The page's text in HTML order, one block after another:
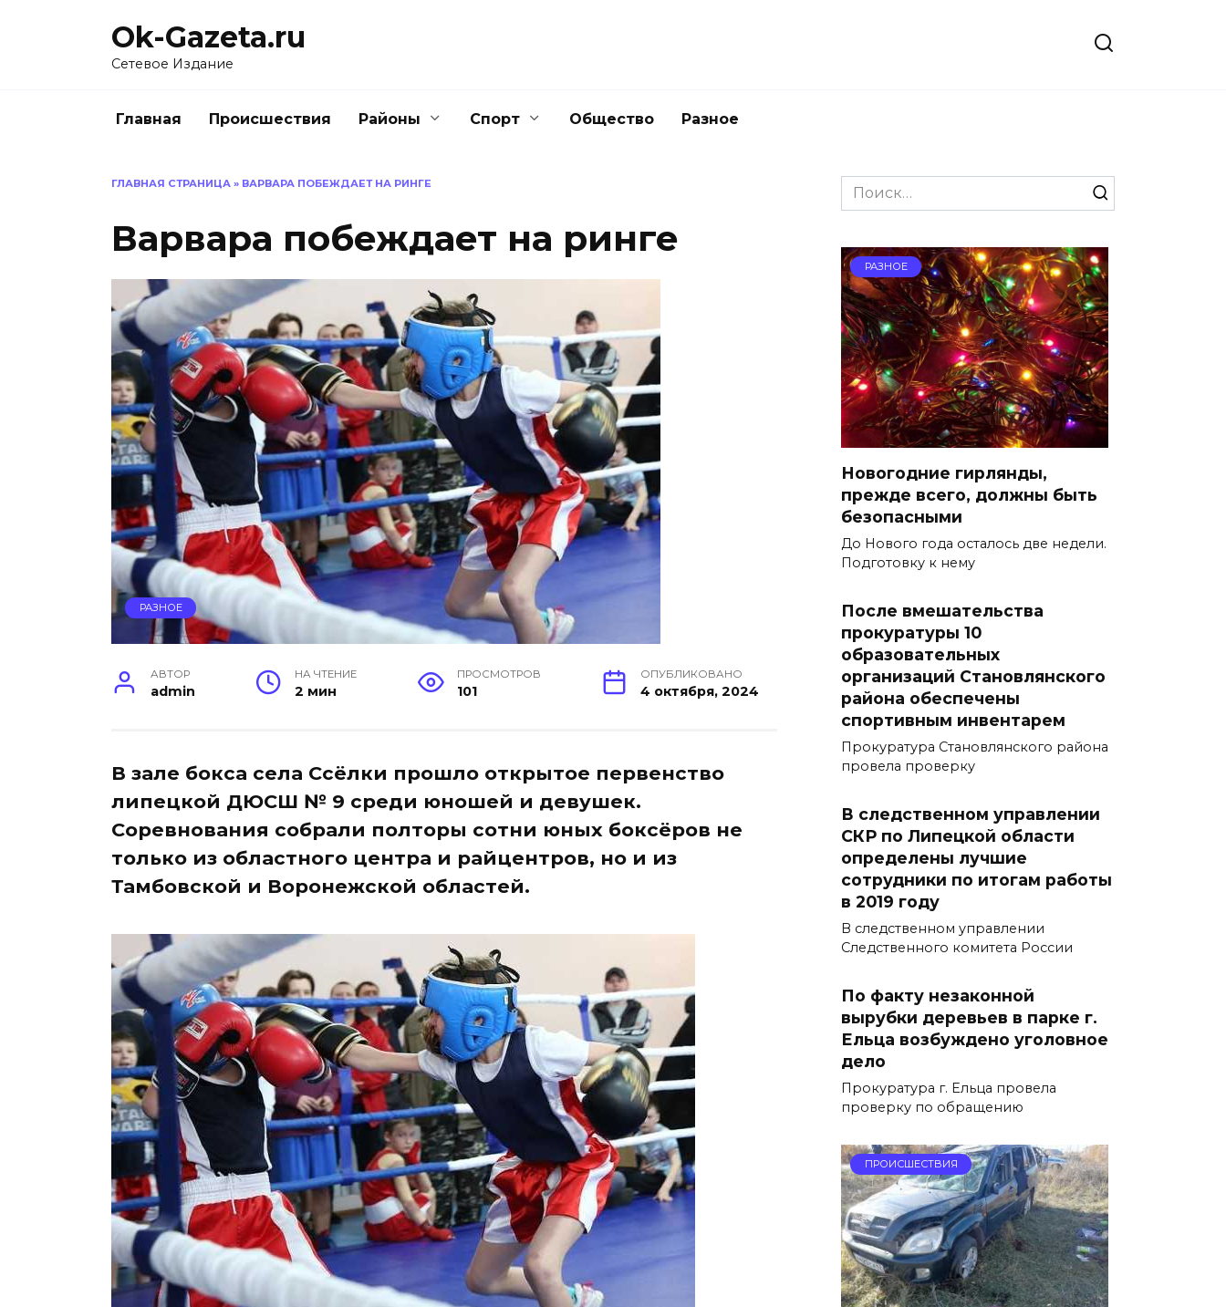
Ok-Gazeta.ru
Сетевое Издание
Главная Происшествия Районы Спорт Общество Разное
ГЛАВНАЯ СТРАНИЦА » ВАРВАРА ПОБЕЖДАЕТ НА РИНГЕ
Варвара побеждает на ринге
РАЗНОЕ
АВТОР
admin
НА ЧТЕНИЕ
2 мин
ПРОСМОТРОВ
101
ОПУБЛИКОВАНО
4 октября, 2024
В зале бокса села Ссёлки прошло открытое первенство
липецкой ДЮСШ № 9 среди юношей и девушек.
Соревнования собрали полторы сотни юных боксёров не
только из областного центра и райцентров, но и из
Тамбовской и Воронежской областей.
Search
for:
РАЗНОЕ
Новогодние гирлянды,
прежде всего, должны быть
безопасными
До Нового года осталось две недели.
Подготовку к нему
После вмешательства
прокуратуры 10
образовательных
организаций Становлянского
района обеспечены
спортивным инвентарем
Прокуратура Становлянского района
провела проверку
В следственном управлении
СКР по Липецкой области
определены лучшие
сотрудники по итогам работы
в 2019 году
В следственном управлении
Следственного комитета России
По факту незаконной
вырубки деревьев в парке г.
Ельца возбуждено уголовное
дело
Прокуратура г. Ельца провела
проверку по обращению
ПРОИСШЕСТВИЯ